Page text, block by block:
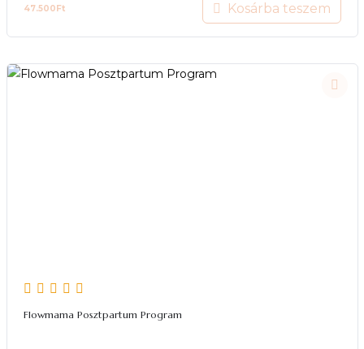
47.500 Ft Kosárba teszem
Flowmama Posztpartum Program